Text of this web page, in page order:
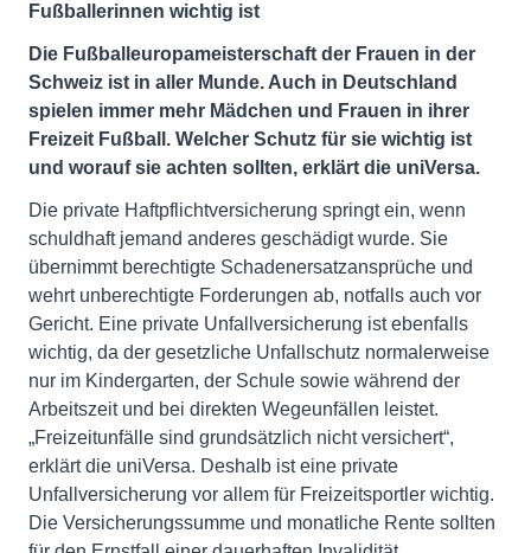
Fußballerinnen wichtig ist
Die Fußballeuropameisterschaft der Frauen in der
Schweiz ist in aller Munde. Auch in Deutschland
spielen immer mehr Mädchen und Frauen in ihrer
Freizeit Fußball. Welcher Schutz für sie wichtig ist
und worauf sie achten sollten, erklärt die uniVersa.
Die private Haftpflichtversicherung springt ein, wenn
schuldhaft jemand anderes geschädigt wurde. Sie
übernimmt berechtigte Schadenersatzansprüche und
wehrt unberechtigte Forderungen ab, notfalls auch vor
Gericht. Eine private Unfallversicherung ist ebenfalls
wichtig, da der gesetzliche Unfallschutz normalerweise
nur im Kindergarten, der Schule sowie während der
Arbeitszeit und bei direkten Wegeunfällen leistet.
„Freizeitunfälle sind grundsätzlich nicht versichert“,
erklärt die uniVersa. Deshalb ist eine private
Unfallversicherung vor allem für Freizeitsportler wichtig.
Die Versicherungssumme und monatliche Rente sollten